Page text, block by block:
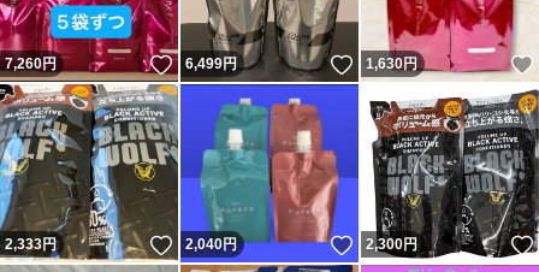
7,260円 いいね！
6,499円 いいね！
1,630円
2,333円 いいね！
2,040円 いいね！
2,300円